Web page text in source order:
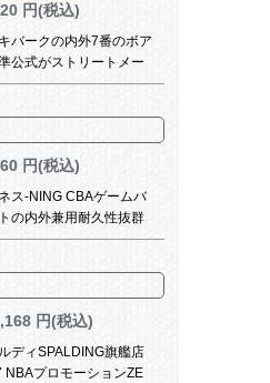
円(税込)
バークの内外7番のボア
公式がストリートメー
イキジェームズゴムバ
円(税込)
ス-NING CBAゲームバ
の内外兼用耐久性抜群
ックス大人子供7号ボロ
円(税込)
ディSPALDING旗艦店
NBAプロモーションZE